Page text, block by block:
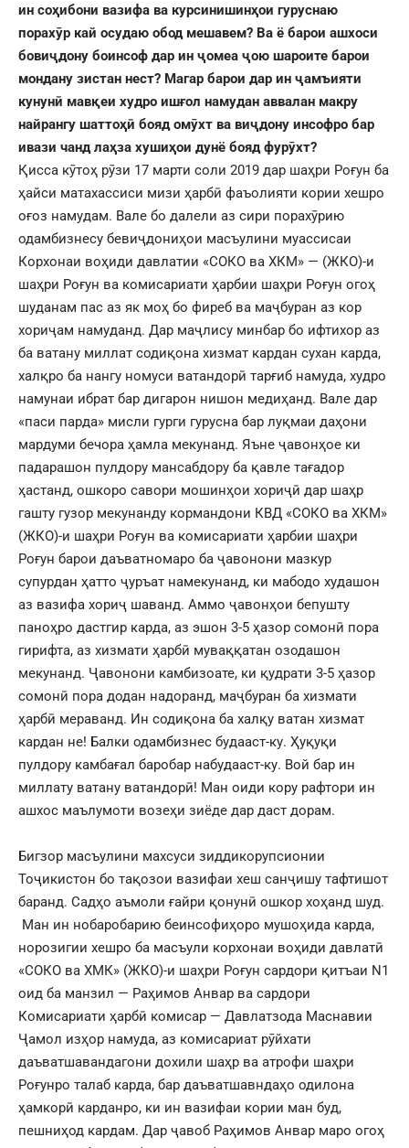
ин соҳибони вазифа ва курсинишинҳои гуруснаю
порахӯр кай осудаю обод мешавем? Ва ë барои ашхоси
бовиҷдону боинсоф дар ин ҷомеа ҷою шароите барои
мондану зистан нест? Магар барои дар ин ҷамъияти
кунунӣ мавқеи худро ишғол намудан аввалан макру
найрангу шаттоҳӣ бояд омӯхт ва виҷдону инсофро бар
ивази чанд лаҳза хушиҳои дунë бояд фурӯхт?
Қисса кӯтоҳ рӯзи 17 марти соли 2019 дар шаҳри Роғун ба
ҳайси матахассиси мизи ҳарбӣ фаъолияти кории хешро
оғоз намудам. Вале бо далели аз сири порахӯрию
одамбизнесу бевиҷдониҳои масъулини муассисаи
Корхонаи воҳиди давлатии «СОКО ва ХКМ» — (ЖКО)-и
шаҳри Роғун ва комисариати ҳарбии шаҳри Роғун огоҳ
шуданам пас аз як моҳ бо фиреб ва маҷбуран аз кор
хориҷам намуданд. Дар маҷлису минбар бо ифтихор аз
ба ватану миллат содиқона хизмат кардан сухан карда,
халқро ба нангу номуси ватандорӣ тарғиб намуда, худро
намунаи ибрат бар дигарон нишон медиҳанд. Вале дар
«паси парда» мисли гурги гурусна бар луқмаи даҳони
мардуми бечора ҳамла мекунанд. Яъне ҷавонҳое ки
падарашон пулдору мансабдору ба қавле тағадор
ҳастанд, ошкоро савори мошинҳои хориҷӣ дар шаҳр
гашту гузор мекунанду кормандони КВД «СОКО ва ХКМ»
(ЖКО)-и шаҳри Роғун ва комисариати ҳарбии шаҳри
Роғун барои даъватномаро ба ҷавонони мазкур
супурдан ҳатто ҷуръат намекунанд, ки мабодо худашон
аз вазифа хориҷ шаванд. Аммо ҷавонҳои бепушту
паноҳро дастгир карда, аз эшон 3-5 ҳазор сомонӣ пора
гирифта, аз хизмати ҳарбӣ муваққатан озодашон
мекунанд. Ҷавонони камбизоате, ки қудрати 3-5 ҳазор
сомонӣ пора додан надоранд, маҷбуран ба хизмати
ҳарбӣ мераванд. Ин содиқона ба халқу ватан хизмат
кардан не! Балки одамбизнес будааст-ку. Ҳуқуқи
пулдору камбағал баробар набудааст-ку. Вой бар ин
миллату ватану ватандорӣ! Ман оиди кору рафтори ин
ашхос маълумоти возеҳи зиëде дар даст дорам.
Бигзор масъулини махсуси зиддикорупсионии
Тоҷикистон бо тақозои вазифаи хеш санҷишу тафтишот
баранд. Садҳо аъмоли ғайри қонунӣ ошкор хоҳанд шуд.
‌ Ман ин нобаробарию беинсофиҳоро мушоҳида карда,
норозигии хешро ба масъули корхонаи воҳиди давлатӣ
«СОКО ва ХМК» (ЖКО)-и шаҳри Роғун сардори қитъаи N1
оид ба манзил — Раҳимов Анвар ва сардори
Комисариати ҳарбӣ комисар — Давлатзода Маснавии
Ҷамол изҳор намуда, аз комисариат рӯйхати
даъватшавандагони дохили шаҳр ва атрофи шаҳри
Роғунро талаб карда, бар даъватшавндаҳо одилона
ҳамкорӣ карданро, ки ин вазифаи кории ман буд,
пешниҳод кардам. Дар ҷавоб Раҳимов Анвар маро огоҳ